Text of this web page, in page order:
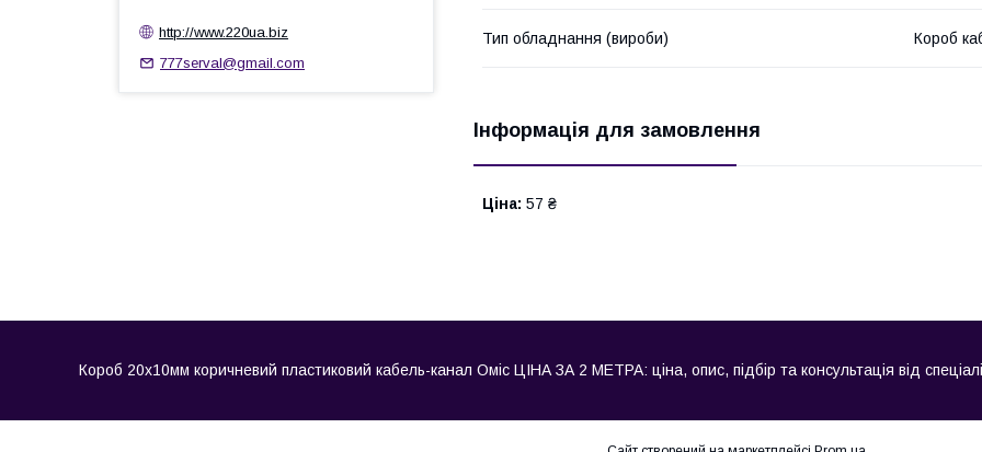
Тип обладнання (вироби) Короб
Інформація для замовлення
Ціна: 57 ₴
http://www.220ua.biz
777serval@gmail.com
Короб 20х10мм коричневий пластиковий кабель-канал Оміс ЦІНА ЗА 2 МЕТРА: ціна, опис, підбір та консультація від